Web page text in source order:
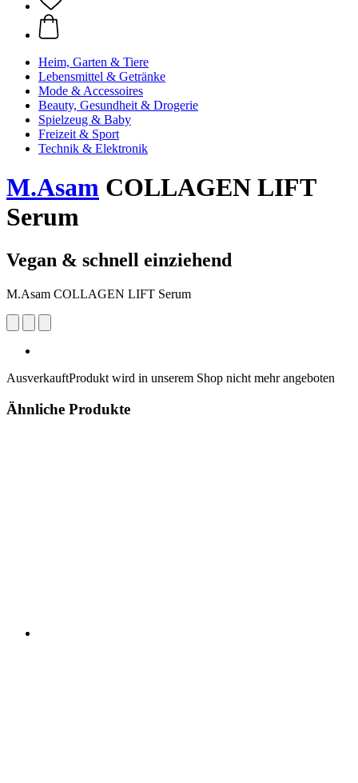
Heim, Garten & Tiere
Lebensmittel & Getränke
Mode & Accessoires
Beauty, Gesundheit & Drogerie
Spielzeug & Baby
Freizeit & Sport
Technik & Elektronik
M.Asam COLLAGEN LIFT
Serum
Vegan & schnell einziehend
M.Asam COLLAGEN LIFT Serum
AusverkauftProdukt wird in unserem Shop nicht mehr angeboten
Ähnliche Produkte